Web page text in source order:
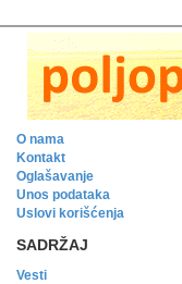
O nama
Kontakt
Oglašavanje
Unos podataka
Uslovi korišćenja
SADRŽAJ
Vesti